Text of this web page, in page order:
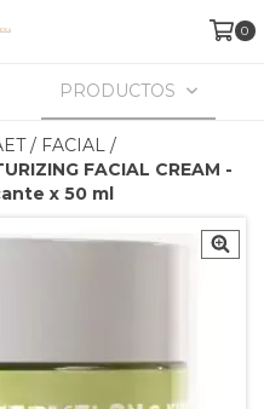
0
PRODUCTOS
/ FACIAL /
FACIAL CREAM -
x 50 ml